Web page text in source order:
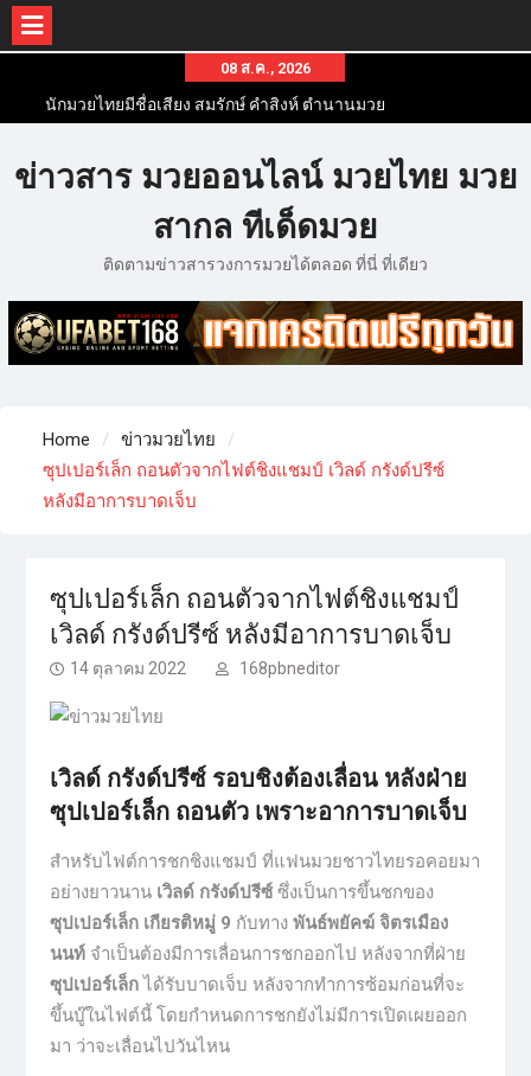
08 ส.ค., 2026
นักมวยไทยมีชื่อเสียง สมรักษ์ คำสิงห์ ตำนานมวย
นักมวยไทยชื่อดัง สุดยอดนักมวยไทยที่ดังไปทั่วโลก
ข่าวมวยไทยโครตฮอต เว็บข่าวมวยในทุกๆแวดวงมี
ข่าวสารวงการมวยมากมาย
ข่าวสาร มวยออนไลน์ มวยไทย มวย
สากล ทีเด็ดมวย
ติดตามข่าวสารวงการมวยได้ตลอด ที่นี่ ที่เดียว
Home
ข่าวมวยไทย
ซุปเปอร์เล็ก ถอนตัวจากไฟต์ชิงแชมป์ เวิลด์ กรังด์ปรีซ์
หลังมีอาการบาดเจ็บ
ซุปเปอร์เล็ก ถอนตัวจากไฟต์ชิงแชมป์
เวิลด์ กรังด์ปรีซ์ หลังมีอาการบาดเจ็บ
14 ตุลาคม 2022 168pbneditor
เวิลด์ กรังด์ปรีซ์ รอบชิงต้องเลื่อน หลังฝ่าย
ซุปเปอร์เล็ก ถอนตัว เพราะอาการบาดเจ็บ
สำหรับไฟต์การชกชิงแชมป์ ที่แฟนมวยชาวไทยรอคอยมา
อย่างยาวนาน เวิลด์ กรังด์ปรีซ์ซึ่งเป็นการขึ้นชกของ
ซุปเปอร์เล็ก เกียรติหมู่ 9 กับทาง พันธ์พยัคฆ์ จิตรเมือง
นนท์จำเป็นต้องมีการเลื่อนการชกออกไป หลังจากที่ฝ่าย
ซุปเปอร์เล็กได้รับบาดเจ็บ หลังจากทำการซ้อมก่อนที่จะ
ขึ้นบู๊ในไฟต์นี้ โดยกำหนดการชกยังไม่มีการเปิดเผยออก
มา ว่าจะเลื่อนไปวันไหน